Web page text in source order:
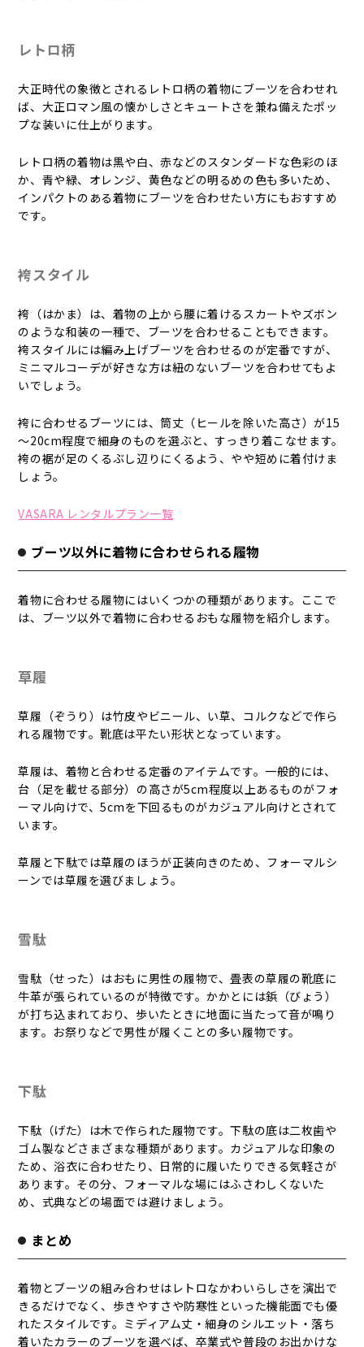
レトロ柄
大正時代の象徴とされるレトロ柄の着物にブーツを合わせれ
ば、大正ロマン風の懐かしさとキュートさを兼ね備えたポッ
プな装いに仕上がります。
レトロ柄の着物は黒や白、赤などのスタンダードな色彩のほ
か、青や緑、オレンジ、黄色などの明るめの色も多いため、
インパクトのある着物にブーツを合わせたい方にもおすすめ
です。
袴スタイル
袴（はかま）は、着物の上から腰に着けるスカートやズボン
のような和装の一種で、ブーツを合わせることもできます。
袴スタイルには編み上げブーツを合わせるのが定番ですが、
ミニマルコーデが好きな方は紐のないブーツを合わせてもよ
いでしょう。
袴に合わせるブーツには、筒丈（ヒールを除いた高さ）が15
～20cm程度で細身のものを選ぶと、すっきり着こなせます。
袴の裾が足のくるぶし辺りにくるよう、やや短めに着付けま
しょう。
VASARA レンタルプラン一覧
ブーツ以外に着物に合わせられる履物
着物に合わせる履物にはいくつかの種類があります。ここで
は、ブーツ以外で着物に合わせるおもな履物を紹介します。
草履
草履（ぞうり）は竹皮やビニール、い草、コルクなどで作ら
れる履物です。靴底は平たい形状となっています。
草履は、着物と合わせる定番のアイテムです。一般的には、
台（足を載せる部分）の高さが5cm程度以上あるものがフォ
ーマル向けで、5cmを下回るものがカジュアル向けとされて
います。
草履と下駄では草履のほうが正装向きのため、フォーマルシ
ーンでは草履を選びましょう。
雪駄
雪駄（せった）はおもに男性の履物で、畳表の草履の靴底に
牛革が張られているのが特徴です。かかとには鋲（びょう）
が打ち込まれており、歩いたときに地面に当たって音が鳴り
ます。お祭りなどで男性が履くことの多い履物です。
下駄
下駄（げた）は木で作られた履物です。下駄の底は二枚歯や
ゴム製などさまざまな種類があります。カジュアルな印象の
ため、浴衣に合わせたり、日常的に履いたりできる気軽さが
あります。その分、フォーマルな場にはふさわしくないた
め、式典などの場面では避けましょう。
まとめ
着物とブーツの組み合わせはレトロなかわいらしさを演出で
きるだけでなく、歩きやすさや防寒性といった機能面でも優
れたスタイルです。ミディアム丈・細身のシルエット・落ち
着いたカラーのブーツを選べば、卒業式や普段のお出かけな